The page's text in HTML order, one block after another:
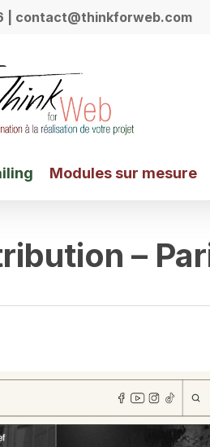
| contact@thinkforweb.com
Modules sur mesure
–